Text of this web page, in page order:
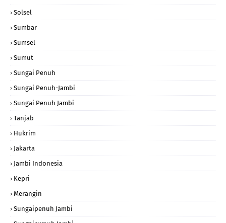
Solsel
Sumbar
Sumsel
Sumut
Sungai Penuh
Sungai Penuh-Jambi
Sungai Penuh Jambi
Tanjab
Hukrim
Jakarta
Jambi Indonesia
Kepri
Merangin
Sungaipenuh Jambi